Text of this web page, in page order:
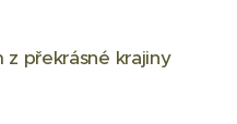
z překrásné krajiny